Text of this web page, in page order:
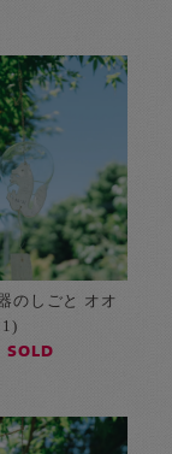
のしごと オオ
SOLD